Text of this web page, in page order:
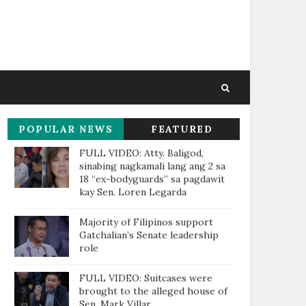
POPULAR NEWS
THIS WEEK
FEATURED
FULL VIDEO: Atty. Baligod,
sinabing nagkamali lang ang 2 sa
18 “ex-bodyguards” sa pagdawit
kay Sen. Loren Legarda
Majority of Filipinos support
Gatchalian’s Senate leadership
role
FULL VIDEO: Suitcases were
brought to the alleged house of